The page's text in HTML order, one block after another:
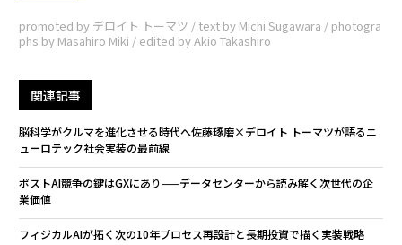
promoted by デロイト トーマツ / text by Michi Sugawara / photogra
phs by Masahiro Miki / edited by Akio Takashiro
関連記事
脳科学がクルマを進化させる時代へ――佐藤琢磨×デロイト トーマツが語るニ
ューロテック社会実装の最前線
ポストAI競争の鍵はGXにあり——データセンターから読み解く次世代の企
業価値
フィジカルAIが拓く次の10年――プロセス再設計と長期投資で描く実装戦略